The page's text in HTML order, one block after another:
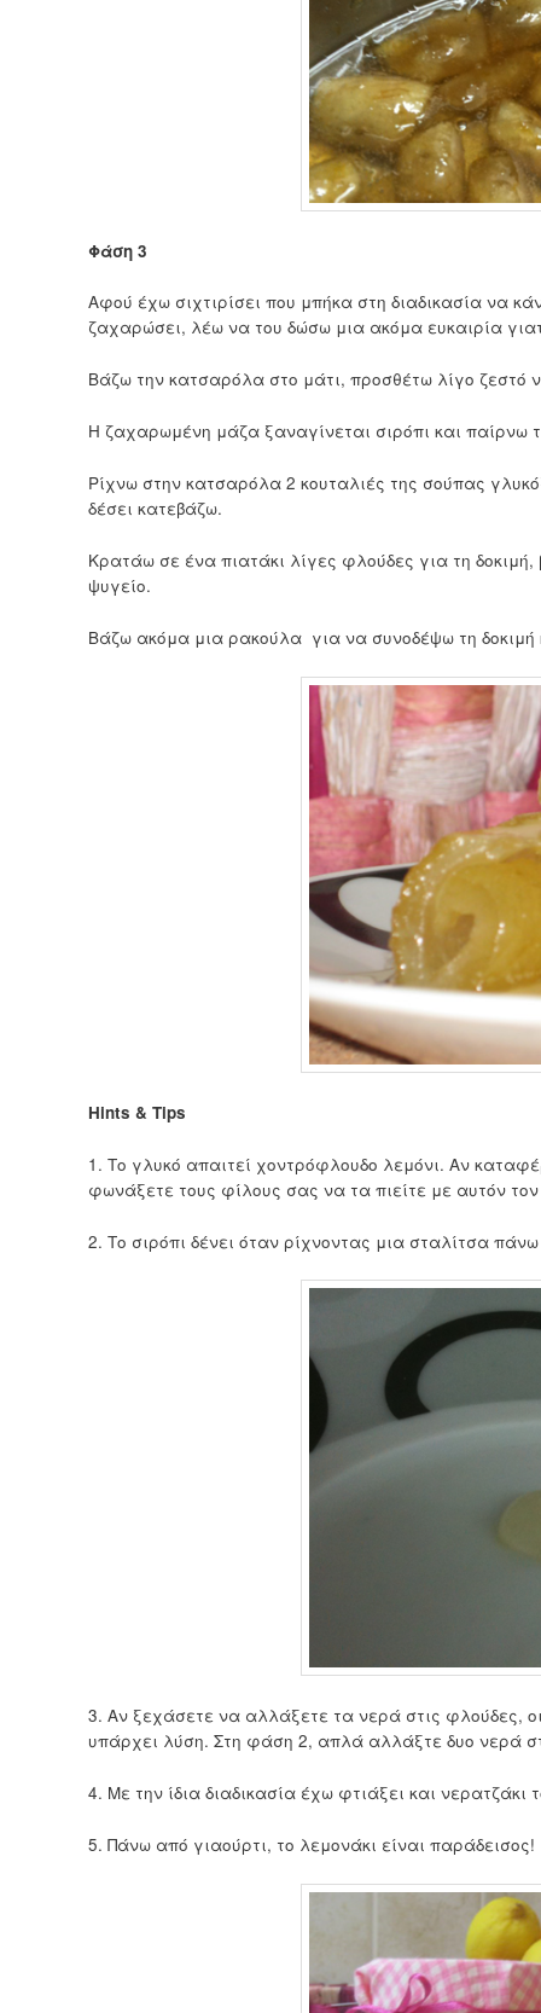
Φάση 3
Αφού έχω σιχτιρίσει που μπήκα στη διαδικασία να
ζαχαρώσει, λέω να του δώσω μια ακόμα ευκαιρία
Βάζω την κατσαρόλα στο μάτι, προσθέτω λίγο
Η ζαχαρωμένη μάζα ξαναγίνεται σιρόπι και
Ρίχνω στην κατσαρόλα 2 κουταλιές της σούπας
δέσει κατεβάζω.
Κρατάω σε ένα πιατάκι λίγες φλούδες για τη
ψυγείο.
Βάζω ακόμα μια ρακούλα για να συνοδέψω τη
Hints & Tips
1. Το γλυκό απαιτεί χοντρόφλουδο λεμόνι. Αν
φωνάξετε τους φίλους σας να τα πιείτε με αυτόν
2. Το σιρόπι δένει όταν ρίχνοντας μια σταλίτσα
3. Αν ξεχάσετε να αλλάξετε τα νερά στις φλούδες,
υπάρχει λύση. Στη φάση 2, απλά αλλάξτε δυο νερά
4. Με την ίδια διαδικασία έχω φτιάξει και
5. Πάνω από γιαούρτι, το λεμονάκι είναι παράδεισος!